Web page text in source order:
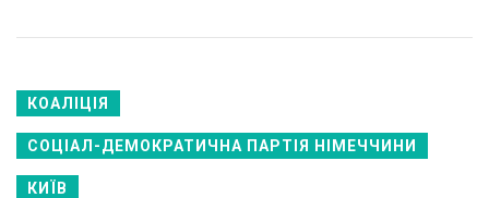
КОАЛІЦІЯ
СОЦІАЛ-ДЕМОКРАТИЧНА ПАРТІЯ НІМЕЧЧИНИ
КИЇВ